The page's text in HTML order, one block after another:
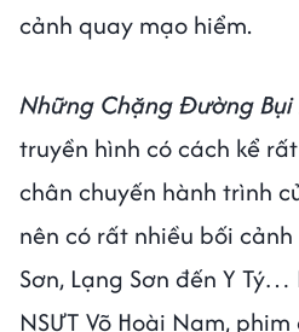
cảnh quay mạo hiểm.
Những Chặng Đường Bụi
truyền hình có cách kể
chân chuyến hành trình
nên có rất nhiều bối
Sơn, Lạng Sơn đến Y
NSƯT Võ Hoài Nam,